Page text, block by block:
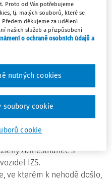
se postupně prokázala
byl zaměstnán jako
(označený osobní
výstražným světlem
zvukové výstražné
bylo dle potřeby vozit
parkovat v místě
zaměstnanec s
IZS.
ve kterém k nehodě došlo,
Proto od Vás potřebujeme
tj. malých souborů, které se
děkujeme za udělení
našich služeb a přizpůsobení
o ochraně osobních údajů a
cookie
nutných cookies
soubory cookie